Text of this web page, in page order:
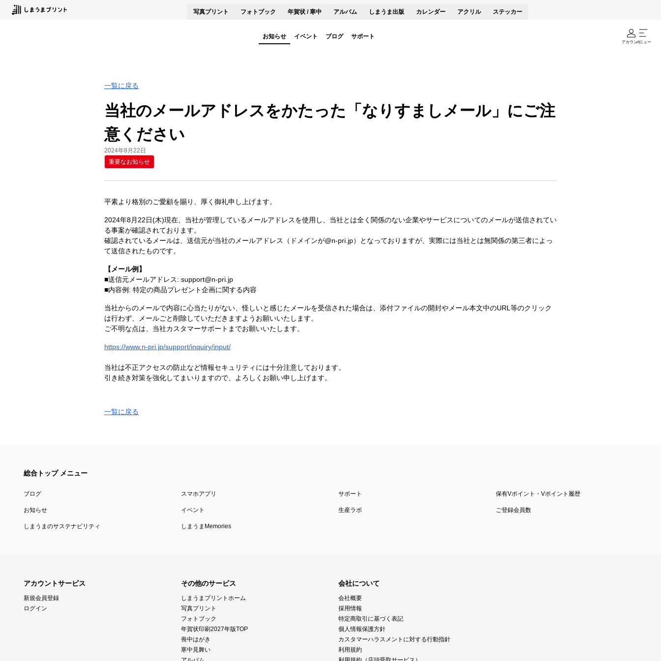
写真プリント フォトブック 年賀状 / 寒中 アルバム しまうま出版 カレンダー アクリル ステッカー
お知らせ イベント ブログ サポート
アカウントメニュー
一覧に戻る
当社のメールアドレスをかたった「なりすましメール」にご注
意ください
2024年8月22日
重要なお知らせ
平素より格別のご愛顧を賜り、厚く御礼申し上げます。
2024年8月22日(木)現在、当社が管理しているメールアドレスを使用し、当社とは全く関係のない企業やサービスについてのメールが送信されてい
る事案が確認されております。
確認されているメールは、送信元が当社のメールアドレス（ドメインが@n-pri.jp）となっておりますが、実際には当社とは無関係の第三者によっ
て送信されたものです。
【メール例】
■送信元メールアドレス: support@n-pri.jp
■内容例: 特定の商品プレゼント企画に関する内容
当社からのメールで内容に心当たりがない、怪しいと感じたメールを受信された場合は、添付ファイルの開封やメール本文中のURL等のクリック
は行わず、メールごと削除していただきますようお願いいたします。
ご不明な点は、当社カスタマーサポートまでお願いいたします。
https://www.n-pri.jp/support/inquiry/input/
当社は不正アクセスの防止など情報セキュリティには十分注意しております。
引き続き対策を強化してまいりますので、よろしくお願い申し上げます。
一覧に戻る
総合トップ メニュー
ブログ スマホアプリ サポート 保有Vポイント・Vポイント履歴
お知らせ イベント 生産ラボ ご登録会員数
しまうまのサステナビリティ しまうまMemories
アカウントサービス
新規会員登録
ログイン
その他のサービス
しまうまプリントホーム
写真プリント
フォトブック
年賀状印刷2027年版TOP
喪中はがき
寒中見舞い
会社について
会社概要
採用情報
特定商取引に基づく表記
個人情報保護方針
カスタマーハラスメントに対する行動指針
利用規約